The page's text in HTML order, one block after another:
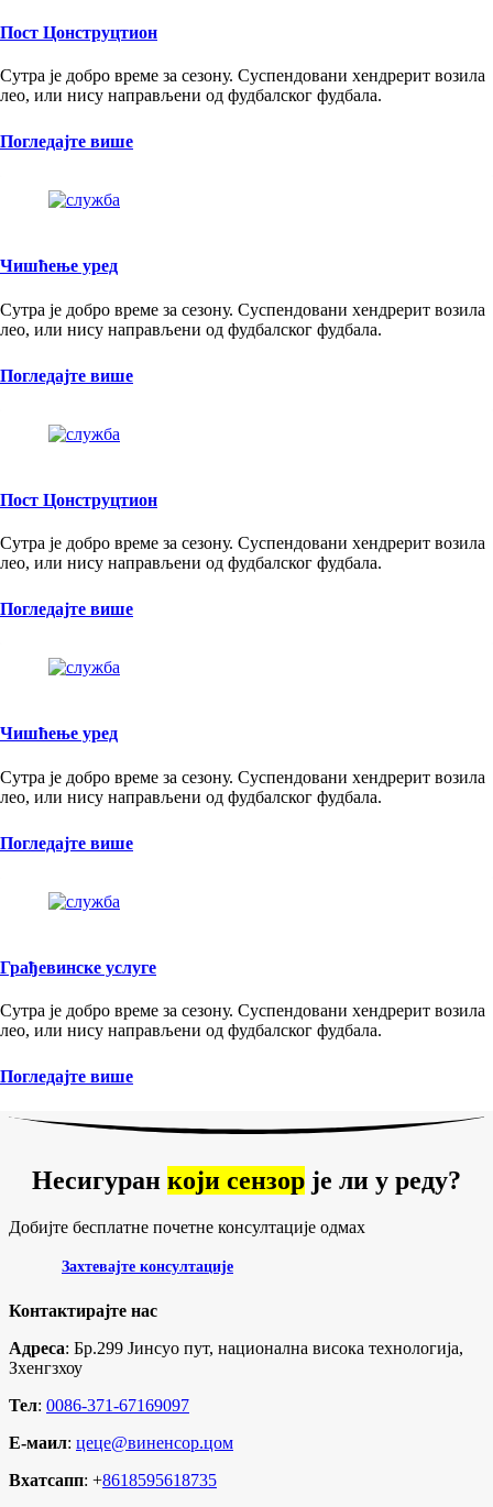
Пост Цонструцтион
Сутра је добро време за сезону. Суспендовани хендрерит возила
лео, или нису направљени од фудбалског фудбала.
Погледајте више
Чишћење уред
Сутра је добро време за сезону. Суспендовани хендрерит возила
лео, или нису направљени од фудбалског фудбала.
Погледајте више
Пост Цонструцтион
Сутра је добро време за сезону. Суспендовани хендрерит возила
лео, или нису направљени од фудбалског фудбала.
Погледајте више
Чишћење уред
Сутра је добро време за сезону. Суспендовани хендрерит возила
лео, или нису направљени од фудбалског фудбала.
Погледајте више
Грађевинске услуге
Сутра је добро време за сезону. Суспендовани хендрерит возила
лео, или нису направљени од фудбалског фудбала.
Погледајте више
Несигуран који сензор је ли у реду?
Добијте бесплатне почетне консултације одмах
Захтевајте консултације
Контактирајте нас
Адреса: Бр.299 Јинсуо пут, национална висока технологија,
Зхенгзхоу
Тел: 0086-371-67169097
Е-маил: цеце@виненсор.цом
Вхатсапп: +8618595618735